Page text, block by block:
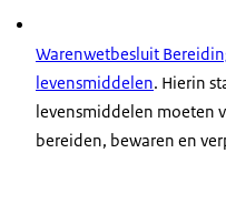
Warenwetbesluit
levensmiddelen. Hierin
levensmiddelen moeten
bereiden, bewaren en